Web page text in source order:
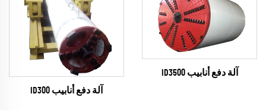
آلة دفع أنابيب ID3500
آلة دفع أنابيب ID300